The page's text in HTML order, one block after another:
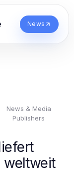
News
News & Media
Publishers
weltweit